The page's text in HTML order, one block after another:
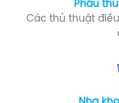
Phẫu
Các thủ thuật